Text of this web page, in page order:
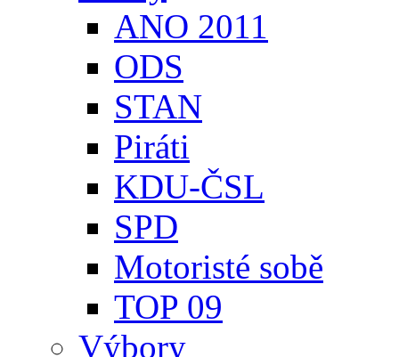
ANO 2011
ODS
STAN
Piráti
KDU-ČSL
SPD
Motoristé sobě
TOP 09
Výbory